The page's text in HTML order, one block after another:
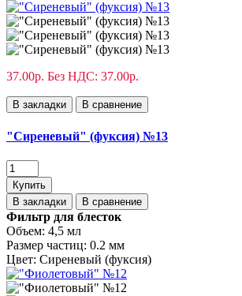
37.00р. Без НДС: 37.00р.
В закладки В сравнение
"Сиреневый" (фуксия) №13
Купить
В закладки
В сравнение
Фильтр для блесток
Объем: 4,5 мл
Размер частиц: 0.2 мм
Цвет: Сиреневый (фуксия)